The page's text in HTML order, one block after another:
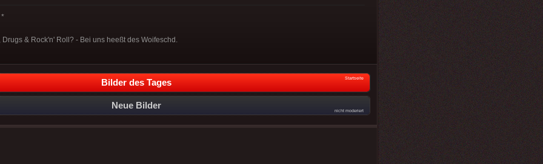
Drugs & Rock'n' Roll? - Bei uns heeßt des Woifeschd.
Bilder des Tages Startseite
Neue Bilder
nicht moderiert